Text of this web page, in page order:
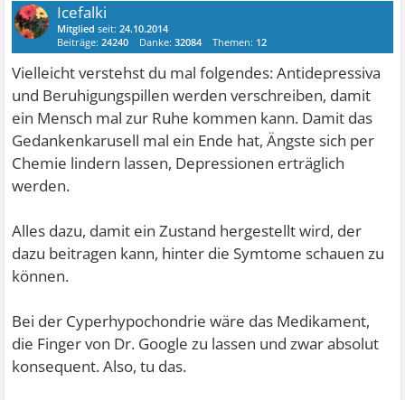
Icefalki
Mitglied seit:24.10.2014
Beiträge:24240 Danke:32084 Themen: 12
Vielleicht verstehst du mal folgendes: Antidepressiva
und Beruhigungspillen werden verschreiben, damit
ein Mensch mal zur Ruhe kommen kann. Damit das
Gedankenkarusell mal ein Ende hat, Ängste sich per
Chemie lindern lassen, Depressionen erträglich
werden.
Alles dazu, damit ein Zustand hergestellt wird, der
dazu beitragen kann, hinter die Symtome schauen zu
können.
Bei der Cyperhypochondrie wäre das Medikament,
die Finger von Dr. Google zu lassen und zwar absolut
konsequent. Also, tu das.